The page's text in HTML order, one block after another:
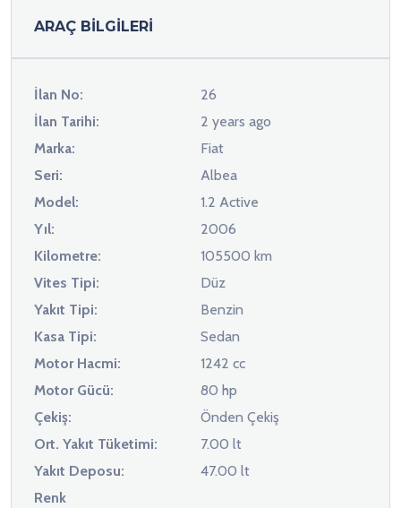
ARAÇ BİLGİLERİ
İlan No:
26
İlan Tarihi:
2 years ago
Marka:
Fiat
Seri:
Albea
Model:
1.2 Active
Yıl:
2006
Kilometre:
105500 km
Vites Tipi:
Düz
Yakıt Tipi:
Benzin
Kasa Tipi:
Sedan
Motor Hacmi:
1242 cc
Motor Gücü:
80 hp
Çekiş:
Önden Çekiş
Ort. Yakıt Tüketimi:
7.00 lt
Yakıt Deposu:
47.00 lt
Renk